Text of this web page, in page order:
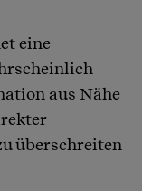
eine
aus Nähe
überschreiten